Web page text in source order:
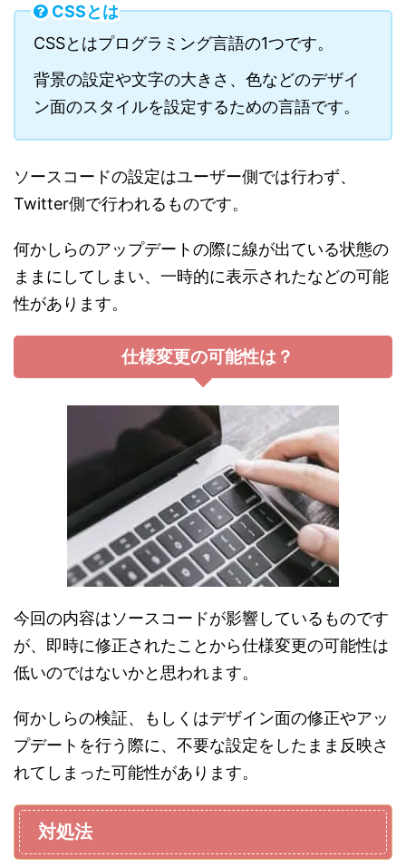
CSSとは
CSSとはプログラミング言語の1つです。
背景の設定や文字の大きさ、色などのデザイ
ン面のスタイルを設定するための言語です。
ソースコードの設定はユーザー側では行わず、
Twitter側で行われるものです。
何かしらのアップデートの際に線が出ている状態の
ままにしてしまい、一時的に表示されたなどの可能
性があります。
仕様変更の可能性は？
今回の内容はソースコードが影響しているものです
が、即時に修正されたことから仕様変更の可能性は
低いのではないかと思われます。
何かしらの検証、もしくはデザイン面の修正やアッ
プデートを行う際に、不要な設定をしたまま反映さ
れてしまった可能性があります。
対処法